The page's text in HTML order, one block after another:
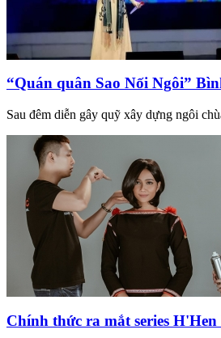
“Quán quân Sao Nối Ngôi”
Sau đêm diễn gây quỹ xây dựng ngôi
Chính thức ra mắt series H'Hen